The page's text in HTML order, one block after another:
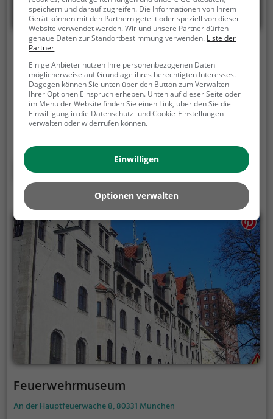
Staatliche Graphische Sammlung
Katharina-von-Bora-Straße, 80333 München
Die Staatliche Graphische Sammlung München
(SGSM) () im Kunstareal München gehört zu den
wichtigsten Grafik-Sammlungen der Welt und ist
neben den Kupferstichkabinetten von Berlin und
Dresden die bedeutendste Einrichtung dieser Art in
Deutschland. Sie beherbergt einen Bestand von über
400.000 Blatt aller Epochen der Zeichenkunst und
Druckgraphik vom 15. Jahrhundert bis zur Moderne.
Mehr erfahren
Feuerwehrmuseum
An der Hauptfeuerwache 8, 80331 München
speichern und darauf zugreifen. Die Informationen von Ihrem
Gerät können mit den Partnern geteilt oder speziell von dieser
Website verwendet werden. Wir und unsere Partner dürfen
genaue Daten zur Standortbestimmung verwenden. Liste der
Partner
Einige Anbieter nutzen Ihre personenbezogenen Daten
möglicherweise auf Grundlage ihres berechtigten Interesses.
Dagegen können Sie unten über den Button zum Verwalten
Ihrer Optionen Einspruch erheben. Unten auf dieser Seite oder
im Menü der Website finden Sie einen Link, über den Sie die
Einwilligung in die Datenschutz- und Cookie-Einstellungen
verwalten oder widerrufen können.
Einwilligen
Optionen verwalten